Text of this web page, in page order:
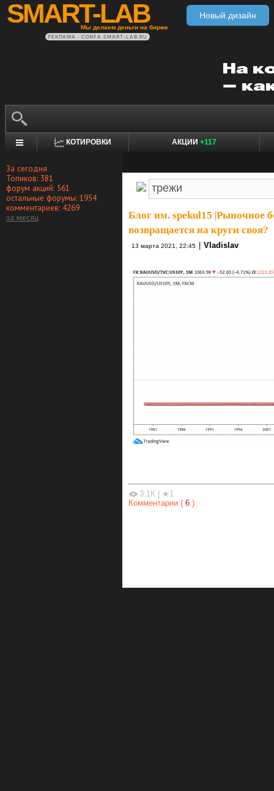
SMART-LAB
Мы делаем деньги на бирже
Новый дизайн
РЕКЛАМА • CONFA.SMART-LAB.RU
КОТИРОВКИ АКЦИИ +117
За сегодня
Топиков: 381
форум акций: 561
остальные форумы: 1954
комментариев: 4269
за месяц
Блог им. spekul15 Рыночное
возвращается на круги своя?
13 марта 2021, 22:45 Vladislav
3.1К | ★1
Комментарии ( 6 )